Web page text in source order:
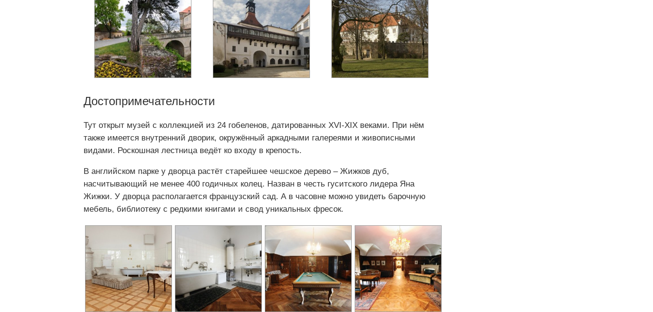
Достопримечательности
Тут открыт музей с коллекцией из 24 гобеленов, датированных XVI-XIX веками. При нём
также имеется внутренний дворик, окружённый аркадными галереями и живописными
видами. Роскошная лестница ведёт ко входу в крепость.
В английском парке у дворца растёт старейшее чешское дерево – Жижков дуб,
насчитывающий не менее 400 годичных колец. Назван в честь гуситского лидера Яна
Жижки. У дворца располагается французский сад. А в часовне можно увидеть барочную
мебель, библиотеку с редкими книгами и свод уникальных фресок.